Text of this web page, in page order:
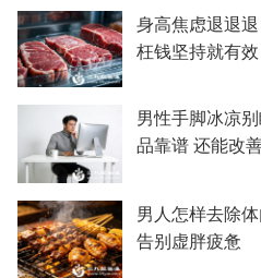
身高焦虑退退
枉钱坚持就有效
男性手脚冰凉
品靠谱 还能改
男人怎样去除
告别虚胖疲惫